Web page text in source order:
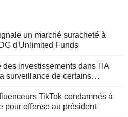
un marché suracheté à
d'Unlimited Funds
des investissements dans l'IA
surveillance de certains
TikTok condamnés à
pour offense au président